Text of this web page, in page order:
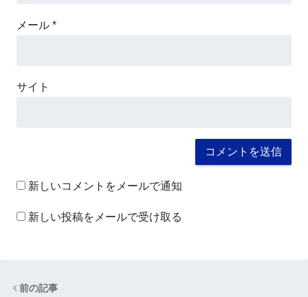
メール *
サイト
新しいコメントをメールで通知
新しい投稿をメールで受け取る
前の記事